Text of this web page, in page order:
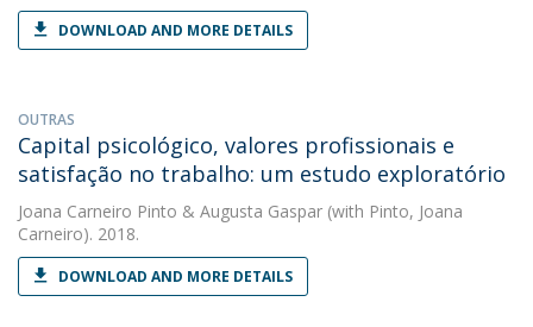
DOWNLOAD AND MORE DETAILS
OUTRAS
Capital psicológico, valores profissionais e
satisfação no trabalho: um estudo exploratório
Joana Carneiro Pinto & Augusta Gaspar (with Pinto, Joana
Carneiro). 2018.
DOWNLOAD AND MORE DETAILS